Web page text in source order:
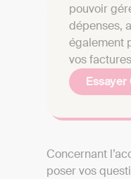
pouvoir
dépenses,
également
vos
Concernant
poser vos